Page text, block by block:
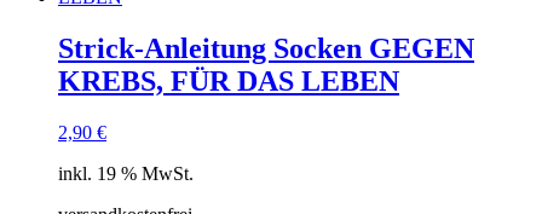
Strick-Anleitung Socken GEGEN
KREBS, FÜR DAS LEBEN
2,90 €
inkl. 19 % MwSt.